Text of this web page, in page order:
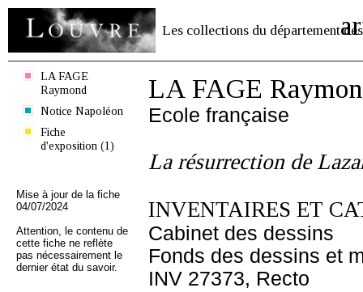
Les collections du département des
LA FAGE
Raymond
Notice Napoléon
Fiche
d'exposition (1)
Mise à jour de la fiche
04/07/2024
Attention, le contenu de
cette fiche ne reflète
pas nécessairement le
dernier état du savoir.
LA FAGE
Ecole française
La résurrection de
INVENTAIRES ET
Cabinet des dessins
Fonds des dessins et
INV 27373, Recto